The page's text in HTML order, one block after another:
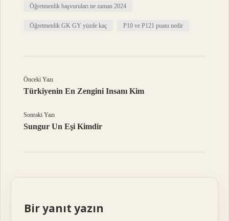
Öğretmenlik başvuruları ne zaman 2024
Öğretmenlik GK GY yüzde kaç P10 ve P121 puanı nedir
Önceki Yazı
Türkiyenin En Zengini Insanı Kim
Sonraki Yazı
Sungur Un Eşi Kimdir
Bir yanıt yazın